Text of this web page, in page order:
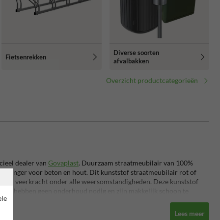
Fietsenrekken
Diverse soorten
afvalbakken
Overzicht productcategorieën
dealer van Govaplast. Duurzaam straatmeubilair van 100%
voor beton en hout. Dit kunststof straatmeubilair rot of
en veerkracht onder alle weersomstandigheden. Deze kunststof
hebben geen onderhoud nodig en zijn makkelijk schoon te
complete terreininrichting ben je bij TrafficSupply.nl aan het
Lees meer